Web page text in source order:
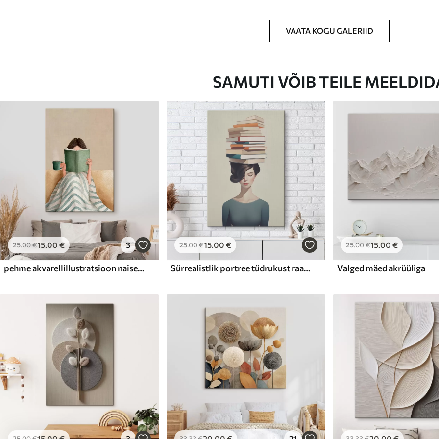
VAATA KOGU GALERIID
SAMUTI VÕIB TEILE
25.00€15.00 € 3
pehme akvarellillustratsioon naisest, kes istub diivanil ja loeb raamatut
25.00€15.00 €
Sürrealistlik portree tüdrukust raamatutega
25.00€15.00 €
Valged mäed akrüüliga